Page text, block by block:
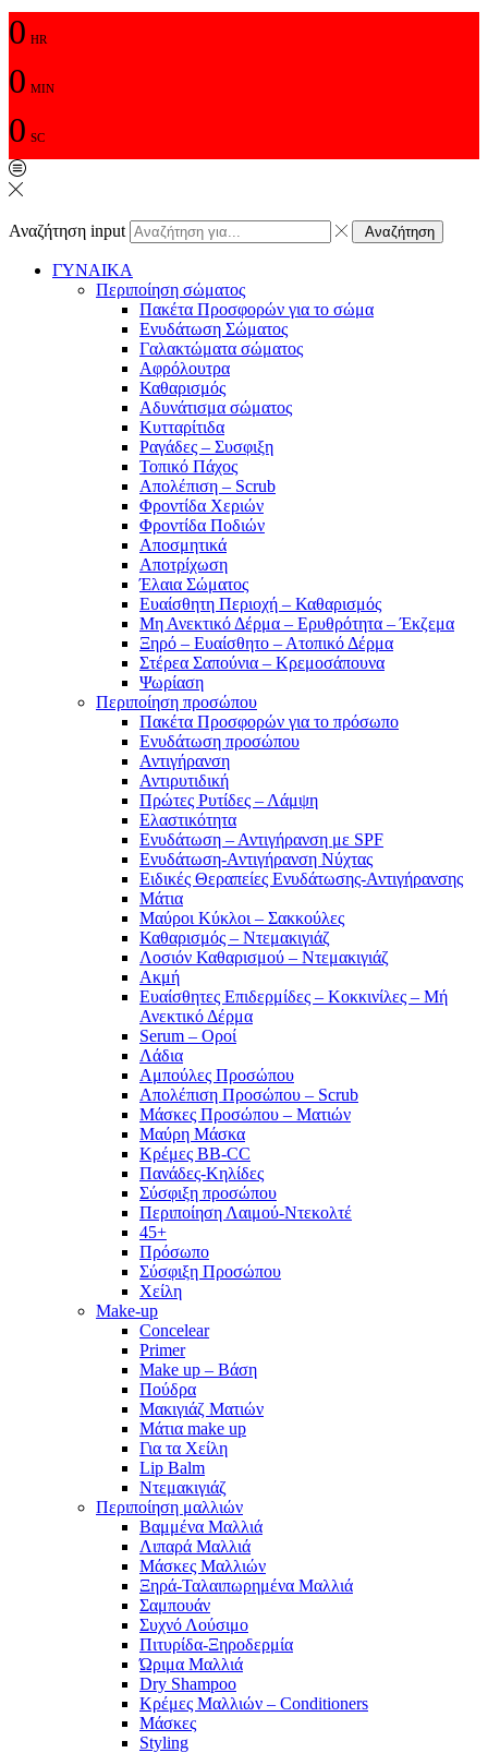
0 HR
0 MIN
0 SC
Αναζήτηση input Αναζήτηση
ΓΥΝΑΙΚΑ
Περιποίηση σώματος
Πακέτα Προσφορών για το σώμα
Ενυδάτωση Σώματος
Γαλακτώματα σώματος
Αφρόλουτρα
Καθαρισμός
Αδυνάτισμα σώματος
Κυτταρίτιδα
Ραγάδες – Συσφιξη
Τοπικό Πάχος
Απολέπιση – Scrub
Φροντίδα Χεριών
Φροντίδα Ποδιών
Αποσμητικά
Αποτρίχωση
Έλαια Σώματος
Ευαίσθητη Περιοχή – Καθαρισμός
Μη Ανεκτικό Δέρμα – Ερυθρότητα – Έκζεμα
Ξηρό – Ευαίσθητο – Ατοπικό Δέρμα
Στέρεα Σαπούνια – Κρεμοσάπουνα
Ψωρίαση
Περιποίηση προσώπου
Πακέτα Προσφορών για το πρόσωπο
Ενυδάτωση προσώπου
Αντιγήρανση
Αντιρυτιδική
Πρώτες Ρυτίδες – Λάμψη
Ελαστικότητα
Ενυδάτωση – Αντιγήρανση με SPF
Ενυδάτωση-Αντιγήρανση Νύχτας
Ειδικές Θεραπείες Ενυδάτωσης-Αντιγήρανσης
Μάτια
Μαύροι Κύκλοι – Σακκούλες
Καθαρισμός – Ντεμακιγιάζ
Λοσιόν Καθαρισμού – Ντεμακιγιάζ
Ακμή
Ευαίσθητες Επιδερμίδες – Κοκκινίλες – Μή
Ανεκτικό Δέρμα
Serum – Οροί
Λάδια
Αμπούλες Προσώπου
Απολέπιση Προσώπου – Scrub
Μάσκες Προσώπου – Ματιών
Μαύρη Μάσκα
Κρέμες BB-CC
Πανάδες-Κηλίδες
Σύσφιξη προσώπου
Περιποίηση Λαιμού-Ντεκολτέ
45+
Πρόσωπο
Σύσφιξη Προσώπου
Χείλη
Make-up
Concelear
Primer
Make up – Βάση
Πούδρα
Μακιγιάζ Ματιών
Μάτια make up
Για τα Χείλη
Lip Balm
Ντεμακιγιάζ
Περιποίηση μαλλιών
Βαμμένα Μαλλιά
Λιπαρά Μαλλιά
Μάσκες Μαλλιών
Ξηρά-Ταλαιπωρημένα Μαλλιά
Σαμπουάν
Συχνό Λούσιμο
Πιτυρίδα-Ξηροδερμία
Ώριμα Μαλλιά
Dry Shampoo
Κρέμες Μαλλιών – Conditioners
Μάσκες
Styling